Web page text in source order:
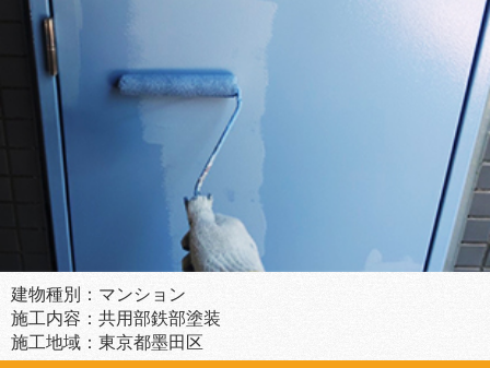
建物種別：マンション
施工内容：共用部鉄部塗装
施工地域：東京都墨田区